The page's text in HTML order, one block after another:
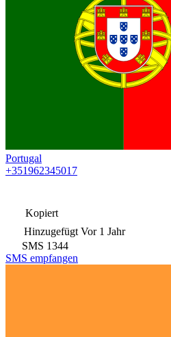
Portugal
+351962345017
Kopiert
Hinzugefügt Vor 1 Jahr
SMS 1344
SMS empfangen